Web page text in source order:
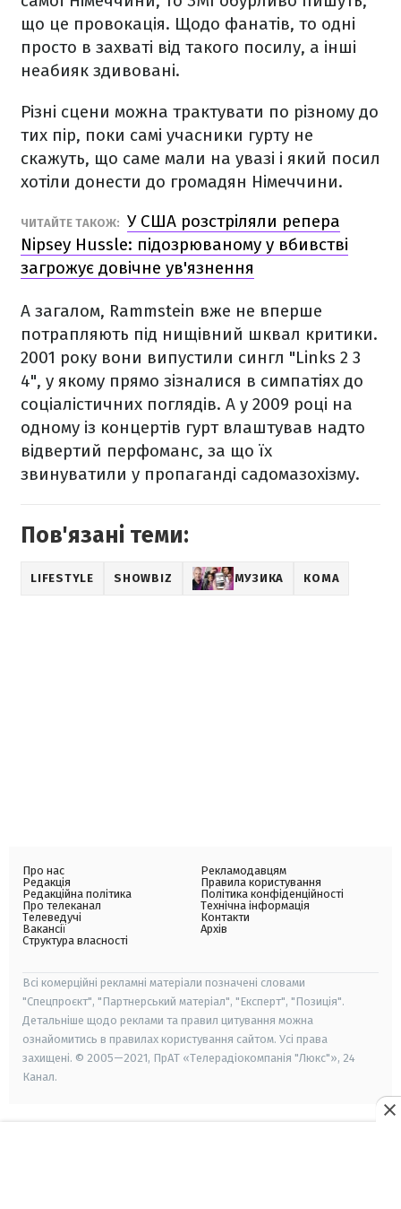
що це провокація. Щодо фанатів, то одні
просто в захваті від такого посилу, а інші
неабияк здивовані.
Різні сцени можна трактувати по різному до
тих пір, поки самі учасники гурту не
скажуть, що саме мали на увазі і який посил
хотіли донести до громадян Німеччини.
ЧИТАЙТЕ ТАКОЖ: У США розстріляли репера
Nipsey Hussle: підозрюваному у вбивстві
загрожує довічне ув'язнення
А загалом, Rammstein вже не вперше
потрапляють під нищівний шквал критики.
2001 року вони випустили сингл "Links 2 3
4", у якому прямо зізналися в симпатіях до
соціалістичних поглядів. А у 2009 році на
одному із концертів гурт влаштував надто
відвертий перфоманс, за що їх
звинуватили у пропаганді садомазохізму.
Пов'язані теми:
LIFESTYLE SHOWBIZ МУЗИКА КОМА
Про нас
Редакція
Редакційна політика
Про телеканал
Телеведучі
Вакансії
Структура власності
Рекламодавцям
Правила користування
Політика конфіденційності
Технічна інформація
Контакти
Архів
Всі комерційні рекламні матеріали позначені словами
"Спецпроєкт", "Партнерський матеріал", "Експерт", "Позиція".
Детальніше щодо реклами та правил цитування можна
ознайомитись в правилах користування сайтом. Усі права
захищені. © 2005—2021, ПрАТ «Телерадіокомпанія "Люкс"», 24
Канал.